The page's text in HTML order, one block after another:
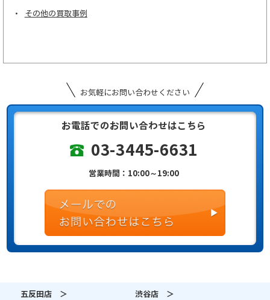
その他の買取事例
お気軽にお問い合わせください
お電話でのお問い合わせはこちら
03-3445-6631
営業時間：10:00～19:00
五反田店 ＞ 渋谷店 ＞